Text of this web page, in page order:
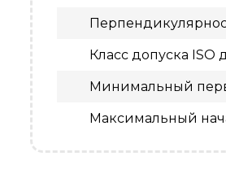
Класс допуска ISO
Минимальный
Максимальный